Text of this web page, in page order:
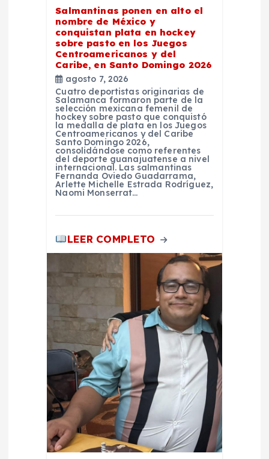
Salmantinas ponen en alto el
nombre de México y
conquistan plata en hockey
sobre pasto en los Juegos
Centroamericanos y del
Caribe, en Santo Domingo 2026
agosto 7, 2026
Cuatro deportistas originarias de
Salamanca formaron parte de la
selección mexicana femenil de
hockey sobre pasto que conquistó
la medalla de plata en los Juegos
Centroamericanos y del Caribe
Santo Domingo 2026,
consolidándose como referentes
del deporte guanajuatense a nivel
internacional. Las salmantinas
Fernanda Oviedo Guadarrama,
Arlette Michelle Estrada Rodríguez,
Naomi Monserrat…
LEER COMPLETO